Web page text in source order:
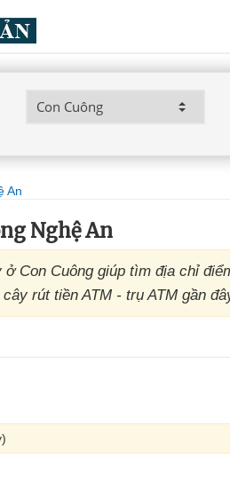
An
Nghệ An
ở Con Cuông giúp tìm địa chỉ
rút tiền ATM - trụ ATM gần